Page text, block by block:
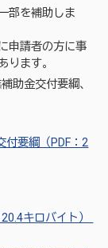
部を補助しま
申請者の方に事
ります。
助金交付要綱、
付要綱（PDF：2
キロバイト）